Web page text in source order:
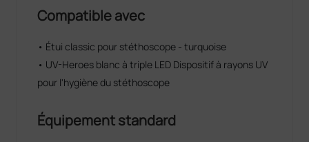
Compatible avec
• Étui classic pour stéthoscope - turquoise
• UV-Heroes blanc à triple LED Dispositif à rayons UV
pour l'hygiène du stéthoscope
Équipement standard